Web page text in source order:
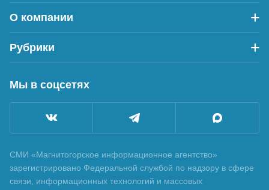
О компании
Рубрики
Мы в соцсетях
СМИ «Магнитогорское информационное агентство»
зарегистрировано Федеральной службой по надзору в сфере
связи, информационных технологий и массовых